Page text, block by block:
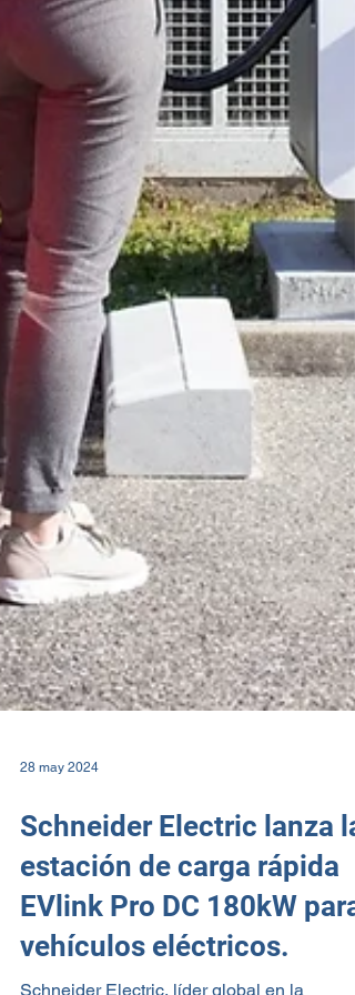
Schneider Electric lanza la
estación de carga rápida
EVlink Pro DC 180kW para